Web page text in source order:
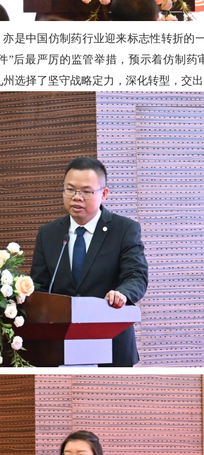
是中国仿制药行业迎来标志性转折的
”后最严厉的监管举措，预示着仿制
选择了坚守战略定力，深化转型，交出